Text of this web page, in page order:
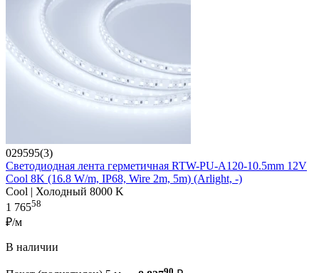
029595(3)
Светодиодная лента герметичная RTW-PU-A120-10.5mm 12V
Cool 8K (16.8 W/m, IP68, Wire 2m, 5m) (Arlight, -)
Cool | Холодный 8000 K
1 76558
₽/м
В наличии
90